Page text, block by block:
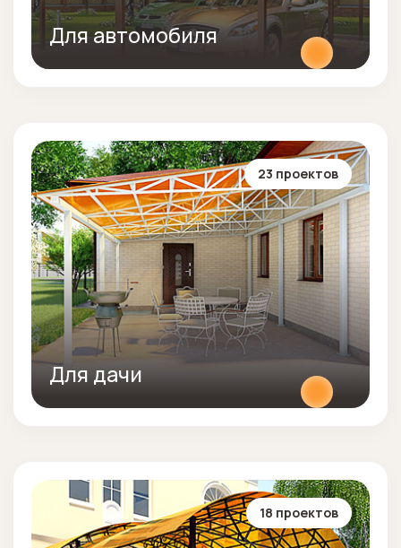
Для автомобиля
23 проектов
Для дачи
18 проектов